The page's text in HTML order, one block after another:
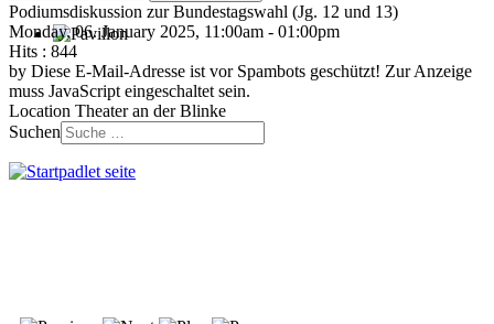
Podiumsdiskussion zur Bundestagswahl (Jg. 12 und 13)
Monday, 06. January 2025, 11:00am - 01:00pm
Hits : 844
by Diese E-Mail-Adresse ist vor Spambots geschützt! Zur Anzeige
muss JavaScript eingeschaltet sein.
Location Theater an der Blinke
Suchen